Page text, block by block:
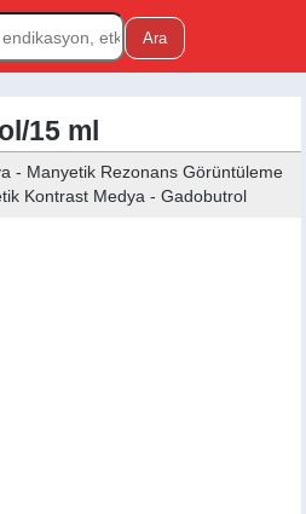
15 ml
- Manyetik Rezonans Görüntüleme
Kontrast Medya - Gadobutrol